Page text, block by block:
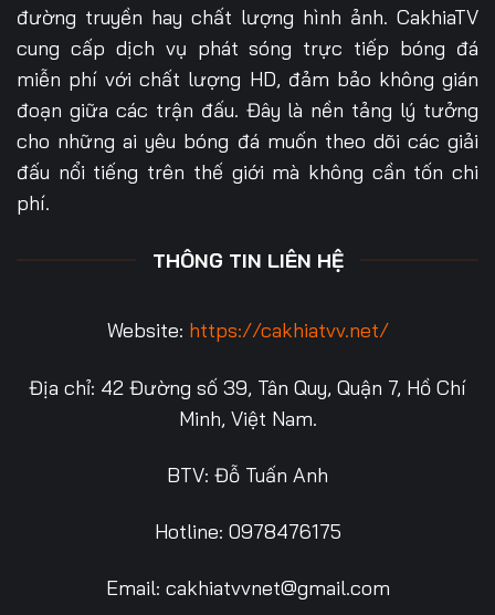
đường truyền hay chất lượng hình ảnh. CakhiaTV
cung cấp dịch vụ phát sóng trực tiếp bóng đá
miễn phí với chất lượng HD, đảm bảo không gián
đoạn giữa các trận đấu. Đây là nền tảng lý tưởng
cho những ai yêu bóng đá muốn theo dõi các giải
đấu nổi tiếng trên thế giới mà không cần tốn chi
phí.
THÔNG TIN LIÊN HỆ
Website: https://cakhiatvv.net/
Địa chỉ: 42 Đường số 39, Tân Quy, Quận 7, Hồ Chí
Minh, Việt Nam.
BTV: Đỗ Tuấn Anh
Hotline: 0978476175
Email: cakhiatvvnet@gmail.com